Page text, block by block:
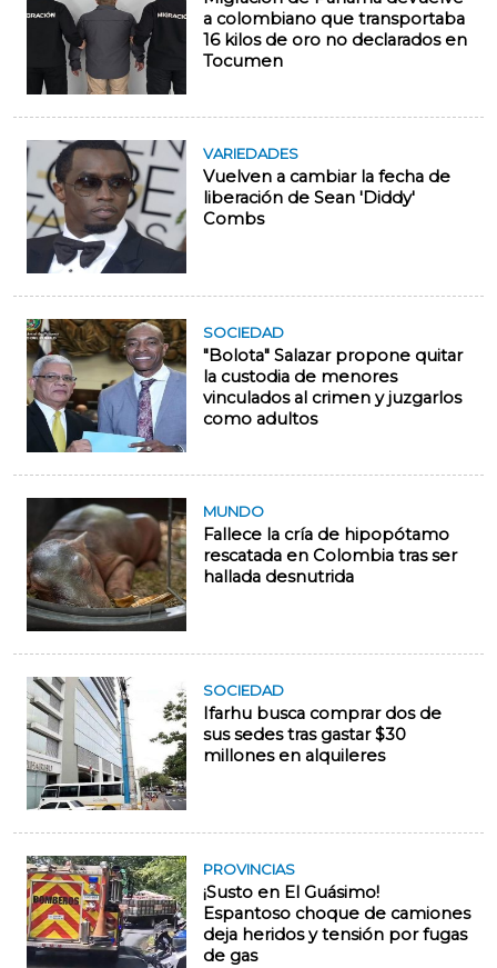
a colombiano que transportaba
16 kilos de oro no declarados en
Tocumen
VARIEDADES
Vuelven a cambiar la fecha de
liberación de Sean 'Diddy'
Combs
SOCIEDAD
"Bolota" Salazar propone quitar
la custodia de menores
vinculados al crimen y juzgarlos
como adultos
MUNDO
Fallece la cría de hipopótamo
rescatada en Colombia tras ser
hallada desnutrida
SOCIEDAD
Ifarhu busca comprar dos de
sus sedes tras gastar $30
millones en alquileres
PROVINCIAS
¡Susto en El Guásimo!
Espantoso choque de camiones
deja heridos y tensión por fugas
de gas